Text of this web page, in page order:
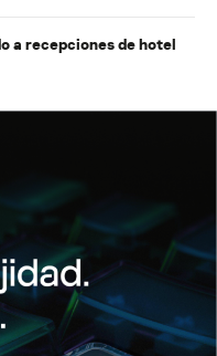
a recepciones de hotel